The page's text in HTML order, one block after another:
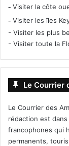
- Visiter la côte
- Visiter les îles
- Visiter les plus
- Visiter toute la
Le Courrier
Le Courrier des
rédaction est
francophones qui
permanents,